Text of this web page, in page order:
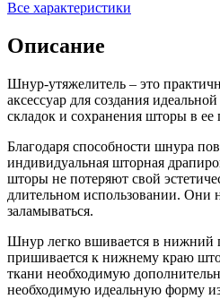
Все характеристики
Описание
Шнур-утяжелитель – это
аксессуар для создания
складок и сохранения шторы в ее
Благодаря способности шнура
индивидуальная шторная
шторы не потеряют свой
длительном использовании. Они
заламываться.
Шнур легко вшивается в нижний
пришивается к нижнему краю
ткани необходимую
необходимую идеальную форму